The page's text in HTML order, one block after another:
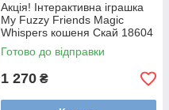
Акція! Інтерактивна іграшка
My Fuzzy Friends Magic
Whispers кошеня Скай 18604
пушистий друг із секретами,
Міккі Маус
Готово до відправки
1 270 ₴